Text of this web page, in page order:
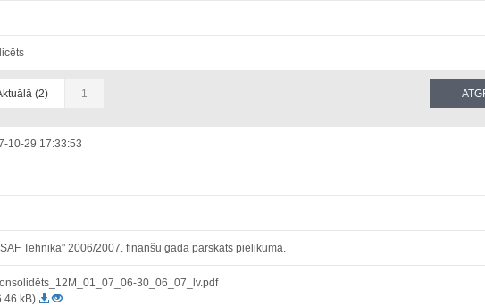
(2) 1
10-29 17:33:53
Tehnika" 2006/2007. finanšu gada pārskats pielikumā.
30_06_07_lv.pdf
kB)